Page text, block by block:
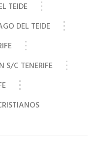
TEIDE
DEL TEIDE
S/C TENERIFE